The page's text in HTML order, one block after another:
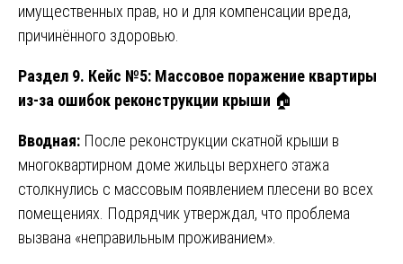
имущественных прав, но и для компенсации вреда,
причинённого здоровью.
Раздел 9. Кейс №5: Массовое поражение квартиры
из-за ошибок реконструкции крыши 🏠
Вводная: После реконструкции скатной крыши в
многоквартирном доме жильцы верхнего этажа
столкнулись с массовым появлением плесени во всех
помещениях. Подрядчик утверждал, что проблема
вызвана «неправильным проживанием».